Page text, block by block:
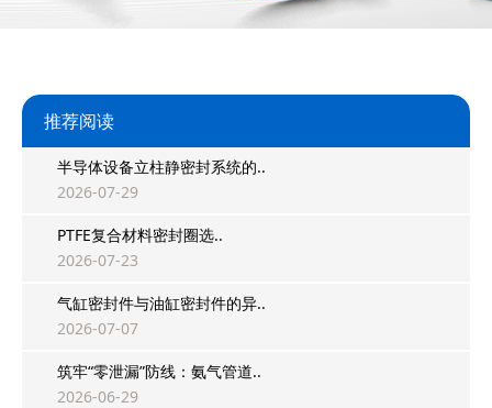
推荐阅读
半导体设备立柱静密封系统的..
2026-07-29
PTFE复合材料密封圈选..
2026-07-23
气缸密封件与油缸密封件的异..
2026-07-07
筑牢“零泄漏”防线：氨气管道..
2026-06-29